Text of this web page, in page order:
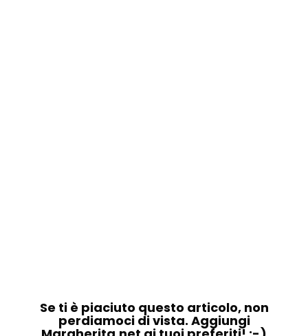
Se ti è piaciuto questo articolo, non
perdiamoci di vista. Aggiungi